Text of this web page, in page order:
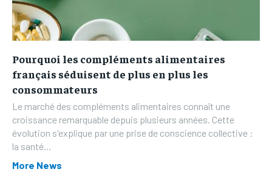
Pourquoi les compléments alimentaires
français séduisent de plus en plus les
consommateurs
Le marché des compléments alimentaires connaît une
croissance remarquable depuis plusieurs années. Cette
évolution s'explique par une prise de conscience collective :
la santé...
More News